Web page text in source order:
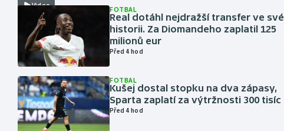
Video FOTBAL
Real dotáhl nejdražší transfer ve své
historii. Za Diomandeho zaplatil 125
milionů eur
Před 4 hod
FOTBAL
Kušej dostal stopku na dva zápasy,
Sparta zaplatí za výtržnosti 300 tisíc
Před 4 hod